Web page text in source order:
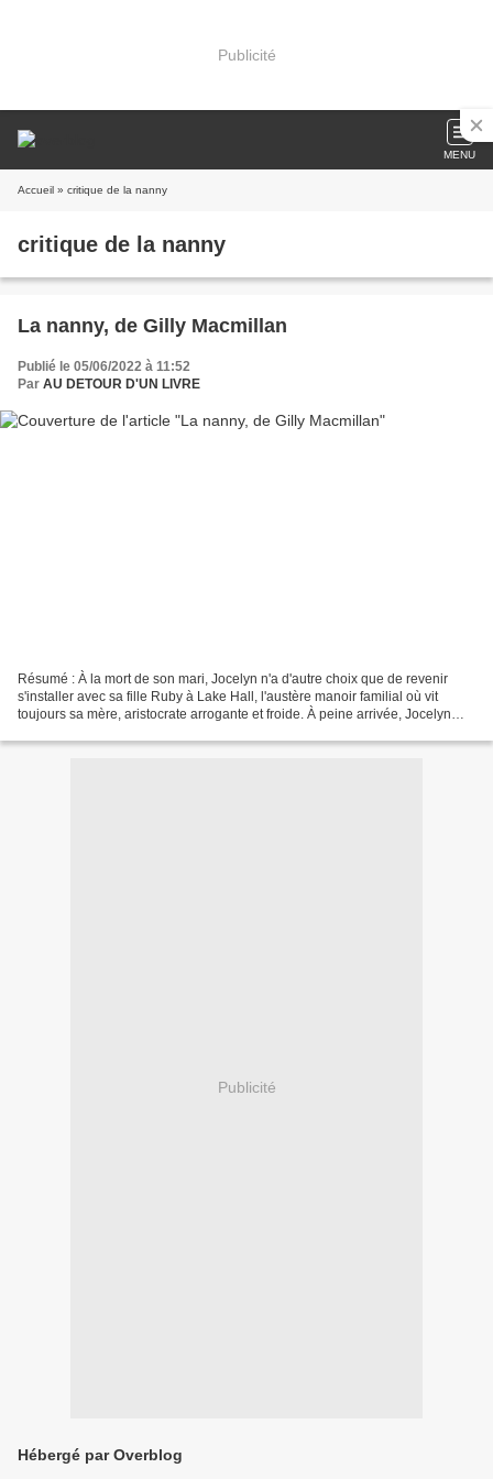
Publicité
MENU
Accueil » critique de la nanny
critique de la nanny
La nanny, de Gilly Macmillan
Publié le 05/06/2022 à 11:52
Par AU DETOUR D'UN LIVRE
Résumé : À la mort de son mari, Jocelyn n'a d'autre choix que de revenir
s'installer avec sa fille Ruby à Lake Hall, l'austère manoir familial où vit
toujours sa mère, aristocrate arrogante et froide. À peine arrivée, Jocelyn
Publicité
Hébergé par Overblog